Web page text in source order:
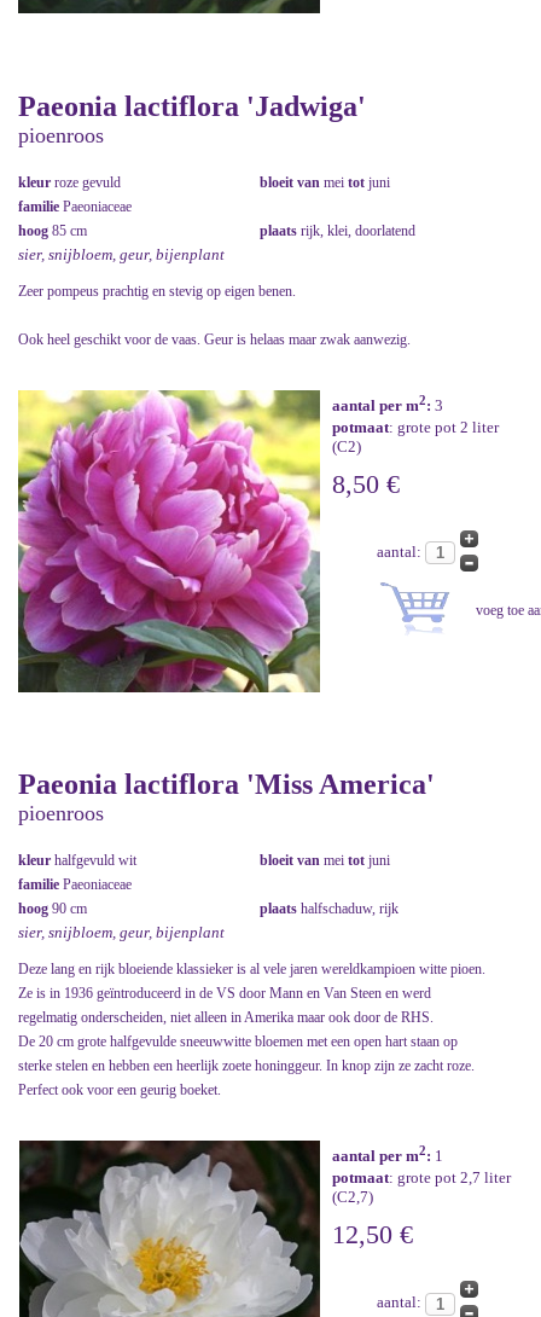
Paeonia lactiflora 'Jadwiga'
pioenroos
kleur roze gevuld bloeit van mei tot juni
familie Paeoniaceae
hoog 85 cm plaats rijk, klei, doorlatend
sier, snijbloem, geur, bijenplant
Zeer pompeus prachtig en stevig op eigen benen.
Ook heel geschikt voor de vaas. Geur is helaas maar zwak aanwezig.
aantal per m2: 3
potmaat: grote pot 2 liter
(C2)
8,50 €
aantal:
Paeonia lactiflora 'Miss America'
pioenroos
kleur halfgevuld wit bloeit van mei tot juni
familie Paeoniaceae
hoog 90 cm plaats halfschaduw, rijk
sier, snijbloem, geur, bijenplant
Deze lang en rijk bloeiende klassieker is al vele jaren wereldkampioen witte pioen.
Ze is in 1936 geïntroduceerd in de VS door Mann en Van Steen en werd
regelmatig onderscheiden, niet alleen in Amerika maar ook door de RHS.
De 20 cm grote halfgevulde sneeuwwitte bloemen met een open hart staan op
sterke stelen en hebben een heerlijk zoete honinggeur. In knop zijn ze zacht roze.
Perfect ook voor een geurig boeket.
aantal per m2: 1
potmaat: grote pot 2,7 liter
(C2,7)
12,50 €
aantal: